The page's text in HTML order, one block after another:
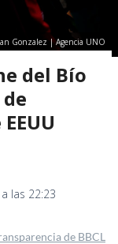
Gonzalez | Agencia UNO
del Bío
las 22:23
de BBCL